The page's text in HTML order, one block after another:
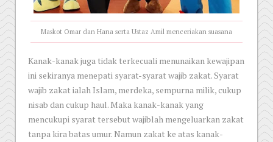
Maskot Omar dan Hana serta Ustaz Amil menceriakan suasana
Kanak-kanak juga tidak terkecuali menunaikan kewajipan
ini sekiranya menepati syarat-syarat wajib zakat. Syarat
wajib zakat ialah Islam, merdeka, sempurna milik, cukup
nisab dan cukup haul. Maka kanak-kanak yang
mencukupi syarat tersebut wajiblah mengeluarkan zakat
tanpa kira batas umur. Namun zakat ke atas kanak-